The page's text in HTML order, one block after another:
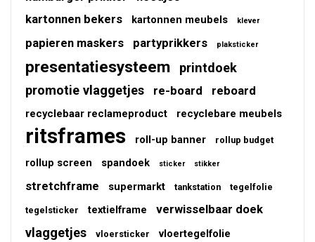
kartonnen bekers
kartonnen meubels klever
papieren maskers partyprikkers plaksticker
presentatiesysteem
printdoek
promotie vlaggetjes
re-board reboard
recyclebaar reclameproduct recyclebare meubels
ritsframes roll-up banner rollup budget
rollup screen spandoek sticker stikker
stretchframe supermarkt tankstation tegelfolie
tegelsticker textielframe verwisselbaar doek
vlaggetjes vloersticker vloertegelfolie